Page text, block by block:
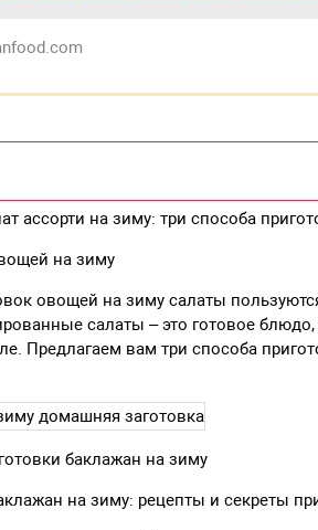
ассорти на зиму: три способа
на зиму
овощей на зиму салаты
салаты – это готовое
Предлагаем вам три способа
баклажан на зиму
на зиму: рецепты и секреты